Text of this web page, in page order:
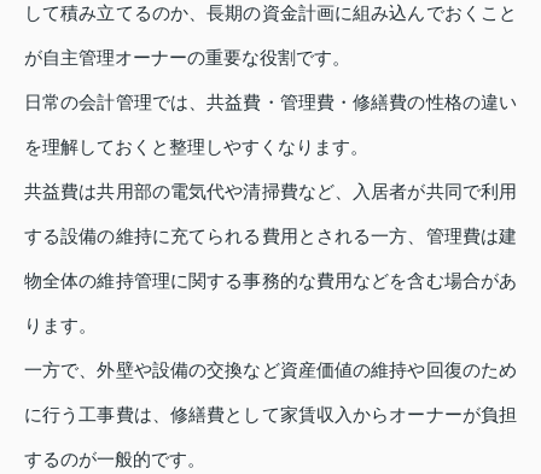
して積み立てるのか、長期の資金計画に組み込んでおくこと
が自主管理オーナーの重要な役割です。
日常の会計管理では、共益費・管理費・修繕費の性格の違い
を理解しておくと整理しやすくなります。
共益費は共用部の電気代や清掃費など、入居者が共同で利用
する設備の維持に充てられる費用とされる一方、管理費は建
物全体の維持管理に関する事務的な費用などを含む場合があ
ります。
一方で、外壁や設備の交換など資産価値の維持や回復のため
に行う工事費は、修繕費として家賃収入からオーナーが負担
するのが一般的です。